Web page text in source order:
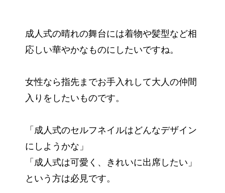
成人式の晴れの舞台には着物や髪型など相
応しい華やかなものにしたいですね。
女性なら指先までお手入れして大人の仲間
入りをしたいものです。
「成人式のセルフネイルはどんなデザイン
にしようかな」
「成人式は可愛く、きれいに出席したい」
という方は必見です。